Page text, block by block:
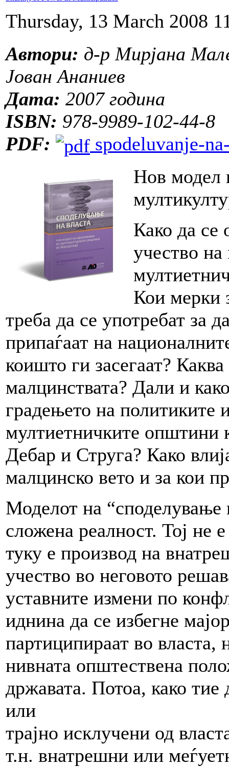
Thursday, 13 March 2008
Автори: д-р Мирјана
Јован Ананиев
Дата: 2007 година
ISBN: 978-9989-102-44-8
PDF:
spodeluvanje-
Нов модел
Како да се
учество
Кои мерки
треба да се употребат за
припаѓаат на
коишто ги засегаат?
малцинствата? Дали и
градењето на политиките
мултиетничките општини
Дебар и Струга? Како
малцинско вето и за кои
Моделот на “споделување
сложена реалност. Тој не
туку е производ на
учество во неговото
уставните измени по
иднина да се избегне
партиципираат во власта,
нивната општествена
државата. Потоа, како
или
трајно исклучени од
т.н. внатрешни или